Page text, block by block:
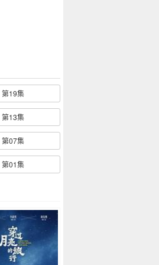
第19集
第13集
第07集
第01集